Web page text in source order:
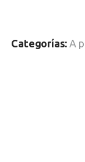
Categorías:A